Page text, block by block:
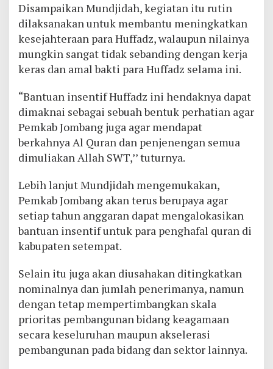
Disampaikan Mundjidah, kegiatan itu rutin
dilaksanakan untuk membantu meningkatkan
kesejahteraan para Huffadz, walaupun nilainya
mungkin sangat tidak sebanding dengan kerja
keras dan amal bakti para Huffadz selama ini.
“Bantuan insentif Huffadz ini hendaknya dapat
dimaknai sebagai sebuah bentuk perhatian agar
Pemkab Jombang juga agar mendapat
berkahnya Al Quran dan penjenengan semua
dimuliakan Allah SWT,’’ tuturnya.
Lebih lanjut Mundjidah mengemukakan,
Pemkab Jombang akan terus berupaya agar
setiap tahun anggaran dapat mengalokasikan
bantuan insentif untuk para penghafal quran di
kabupaten setempat.
Selain itu juga akan diusahakan ditingkatkan
nominalnya dan jumlah penerimanya, namun
dengan tetap mempertimbangkan skala
prioritas pembangunan bidang keagamaan
secara keseluruhan maupun akselerasi
pembangunan pada bidang dan sektor lainnya.